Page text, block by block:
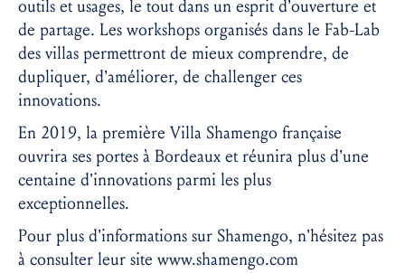
outils et usages, le tout dans un esprit d’ouverture et
de partage. Les workshops organisés dans le Fab-Lab
des villas permettront de mieux comprendre, de
dupliquer, d’améliorer, de challenger ces
innovations.
En 2019, la première Villa Shamengo française
ouvrira ses portes à Bordeaux et réunira plus d’une
centaine d’innovations parmi les plus
exceptionnelles.
Pour plus d’informations sur Shamengo, n’hésitez pas
à consulter leur site www.shamengo.com